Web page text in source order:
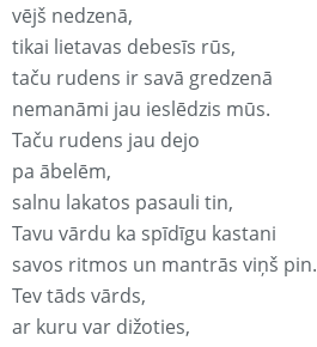
vējš nedzenā,
tikai lietavas debesīs rūs,
taču rudens ir savā gredzenā
nemanāmi jau ieslēdzis mūs.
Taču rudens jau dejo
pa ābelēm,
salnu lakatos pasauli tin,
Tavu vārdu ka spīdīgu kastani
savos ritmos un mantrās viņš pin.
Tev tāds vārds,
ar kuru var dižoties,